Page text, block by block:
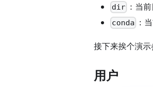
dir ：当
conda
：
接下来挨个演示
用户